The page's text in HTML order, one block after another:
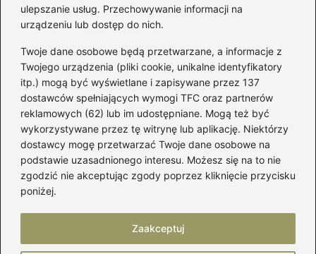
ulepszanie usług. Przechowywanie informacji na
urządzeniu lub dostęp do nich.
Twoje dane osobowe będą przetwarzane, a informacje z
Twojego urządzenia (pliki cookie, unikalne identyfikatory
itp.) mogą być wyświetlane i zapisywane przez 137
dostawców spełniających wymogi TFC oraz partnerów
reklamowych (62) lub im udostępniane. Mogą też być
wykorzystywane przez tę witrynę lub aplikację. Niektórzy
dostawcy mogę przetwarzać Twoje dane osobowe na
podstawie uzasadnionego interesu. Możesz się na to nie
zgodzić nie akceptując zgody poprzez kliknięcie przycisku
poniżej.
Zaakceptuj
Kategorie
Akcesoria(29)
Buty(223)
Dodatki(59)
Dziecko(101)
Kobieta(39)
Moda(109)
Styl(2)